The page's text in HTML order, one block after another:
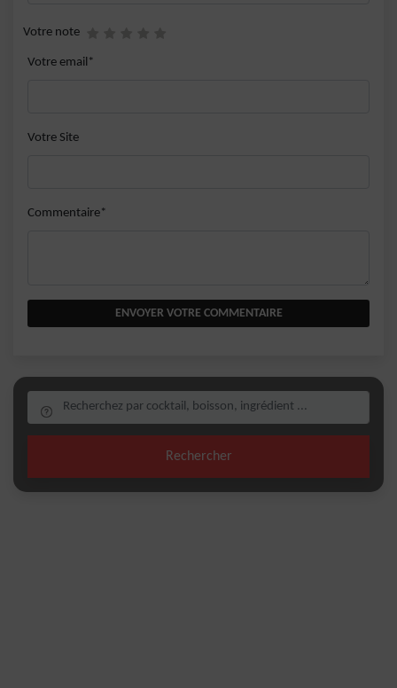
Votre note
Votre email*
Votre Site
Commentaire*
ENVOYER VOTRE COMMENTAIRE
Rechercher